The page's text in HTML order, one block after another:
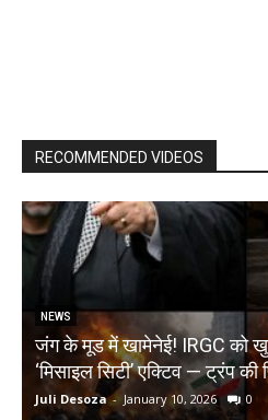
RECOMMENDED VIDEOS
NEWS
जंग के मूड में खामेनेई! IRGC को
‘मिसाइल सिटी’ एक्टिव — ट्रंप
Juli Desoza - January 10, 2026 0